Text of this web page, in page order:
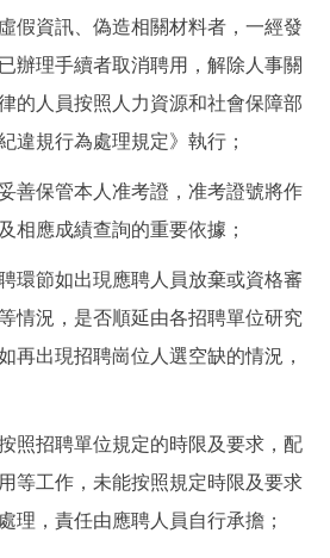
假資訊、偽造相關材料者，一經發
辦理手續者取消聘用，解除人事關
的人員按照人力資源和社會保障部
違規行為處理規定》執行；
保管本人准考證，准考證號將作
相應成績查詢的重要依據；
節如出現應聘人員放棄或資格審
情況，是否順延由各招聘單位研究
再出現招聘崗位人選空缺的情況，
招聘單位規定的時限及要求，配
等工作，未能按照規定時限及要求
理，責任由應聘人員自行承擔；